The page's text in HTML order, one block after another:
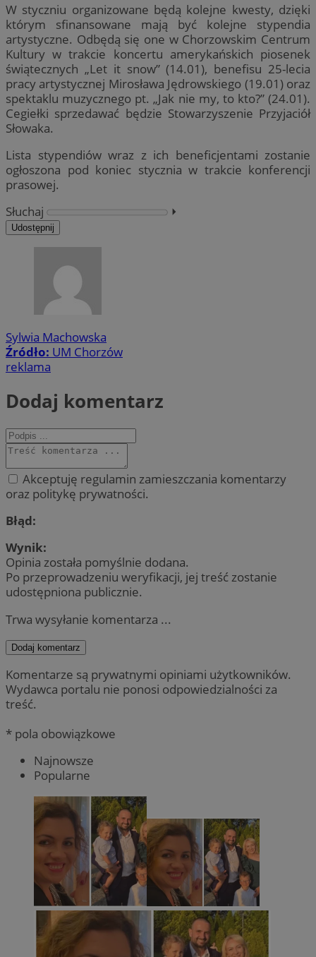
W styczniu organizowane będą kolejne kwesty, dzięki
którym sfinansowane mają być kolejne stypendia
artystyczne. Odbędą się one w Chorzowskim Centrum
Kultury w trakcie koncertu amerykańskich piosenek
świątecznych „Let it snow” (14.01), benefisu 25-lecia
pracy artystycznej Mirosława Jędrowskiego (19.01) oraz
spektaklu muzycznego pt. „Jak nie my, to kto?” (24.01).
Cegiełki sprzedawać będzie Stowarzyszenie Przyjaciół
Słowaka.
Lista stypendiów wraz z ich beneficjentami zostanie
ogłoszona pod koniec stycznia w trakcie konferencji
prasowej.
Słuchaj
⏵︎
Udostępnij
Sylwia Machowska
Źródło: UM Chorzów
reklama
Dodaj komentarz
Akceptuję regulamin zamieszczania komentarzy
oraz politykę prywatności.
Błąd:
Wynik:
Opinia została pomyślnie dodana.
Po przeprowadzeniu weryfikacji, jej treść zostanie
udostępniona publicznie.
Trwa wysyłanie komentarza ...
Dodaj komentarz
Komentarze są prywatnymi opiniami użytkowników.
Wydawca portalu nie ponosi odpowiedzialności za
treść.
* pola obowiązkowe
Najnowsze
Popularne